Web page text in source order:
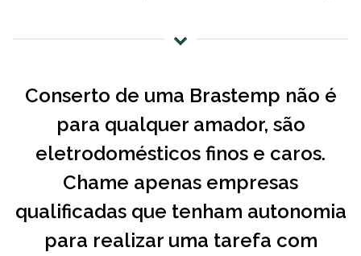
Conserto de uma Brastemp não é
para qualquer amador, são
eletrodomésticos finos e caros.
Chame apenas empresas
qualificadas que tenham autonomia
para realizar uma tarefa com